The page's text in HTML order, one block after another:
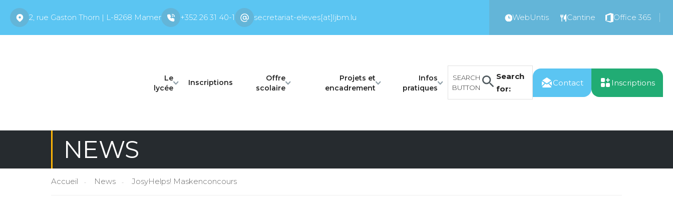
2, rue Gaston Thorn | L-8268 Mamer +352 26 31 40-1 secretariat-eleves[at]ljbm.lu WebUntis Cantine Office 365
Le
lycée
Inscriptions
Offre
scolaire
Projets et
encadrement
Infos
pratiques
Search
for:
SEARCH
BUTTON
Contact Inscriptions
NEWS
Accueil News JosyHelps! Maskenconcours